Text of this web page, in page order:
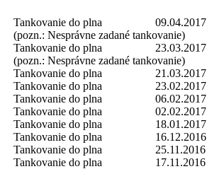
Tankovanie do plna
09.04.2017
(pozn.: Nesprávne zadané tankovanie)
Tankovanie do plna
23.03.2017
(pozn.: Nesprávne zadané tankovanie)
Tankovanie do plna
21.03.2017
Tankovanie do plna
23.02.2017
Tankovanie do plna
06.02.2017
Tankovanie do plna
02.02.2017
Tankovanie do plna
18.01.2017
Tankovanie do plna
16.12.2016
Tankovanie do plna
25.11.2016
Tankovanie do plna
17.11.2016